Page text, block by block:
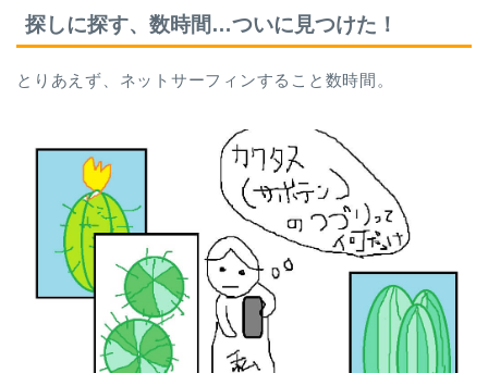
探しに探す、数時間…ついに見つけた！
とりあえず、ネットサーフィンすること数時間。